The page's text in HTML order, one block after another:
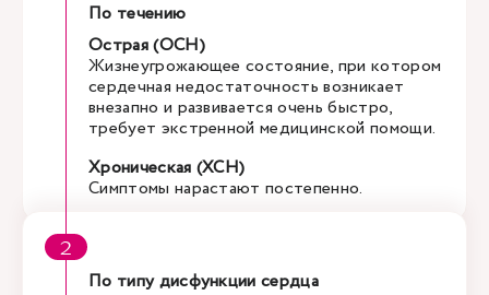
По течению
Острая (ОСН)
Жизнеугрожающее состояние, при котором
сердечная недостаточность возникает
внезапно и развивается очень быстро,
требует экстренной медицинской помощи.
Хроническая (ХСН)
Симптомы нарастают постепенно.
По типу дисфункции сердца